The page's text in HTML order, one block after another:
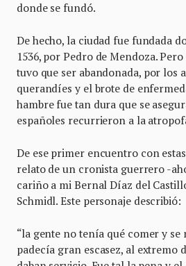
donde se fundó.
De hecho, la ciudad fue fundada
1536, por Pedro de Mendoza.
tuvo que ser abandonada, por los
querandíes y el brote de
hambre fue tan dura que se
españoles recurrieron a la
De ese primer encuentro con
relato de un cronista guerrero -
cariño a mi Bernal Díaz del
Schmidl. Este personaje describió:
“la gente no tenía qué comer y
padecía gran escasez, al extremo